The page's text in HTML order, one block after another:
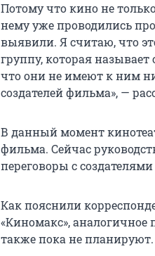
Потому что кино не
нему уже проводились
выявили. Я считаю, что
группу, которая
что они не имеют к ним
создателей фильма», —
В данный момент
фильма. Сейчас
переговоры с
Как пояснили
«Киномакс»,
также пока не планируют.